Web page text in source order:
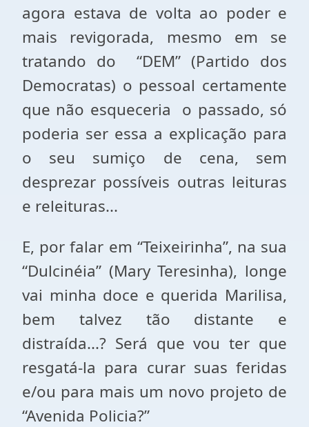
agora estava de volta ao poder e
mais revigorada, mesmo em se
tratando do “DEM” (Partido dos
Democratas) o pessoal certamente
que não esqueceria o passado, só
poderia ser essa a explicação para
o seu sumiço de cena, sem
desprezar possíveis outras leituras
e releituras...
E, por falar em “Teixeirinha”, na sua
“Dulcinéia” (Mary Teresinha), longe
vai minha doce e querida Marilisa,
bem talvez tão distante e
distraída...? Será que vou ter que
resgatá-la para curar suas feridas
e/ou para mais um novo projeto de
“Avenida Policia?”